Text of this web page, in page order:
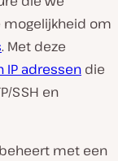
om
. Met deze
IP adressen die
SSH en
met een